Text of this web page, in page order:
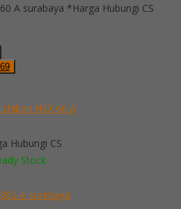
*Harga Hubungi CS
HSX 60 A
Hubungi CS
Stock